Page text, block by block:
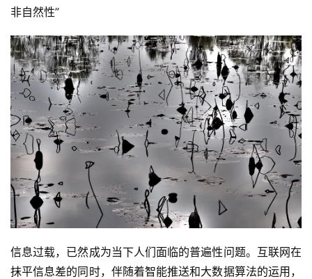
非自然性”
信息过载，已然成为当下人们面临的普遍性问题。互联网在
抹平信息差的同时，伴随着智能推送和大数据算法的运用，